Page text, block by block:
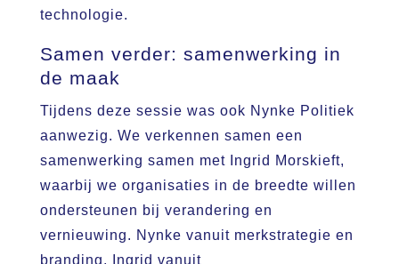
technologie.
Samen verder: samenwerking in
de maak
Tijdens deze sessie was ook Nynke Politiek
aanwezig. We verkennen samen een
samenwerking samen met Ingrid Morskieft,
waarbij we organisaties in de breedte willen
ondersteunen bij verandering en
vernieuwing. Nynke vanuit merkstrategie en
branding, Ingrid vanuit